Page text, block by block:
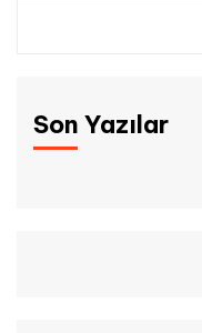
Son Yazılar